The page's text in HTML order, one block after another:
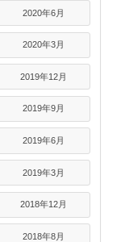
2020年6月
2020年3月
2019年12月
2019年9月
2019年6月
2019年3月
2018年12月
2018年8月